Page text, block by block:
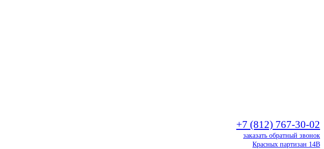
+7 (812) 767-30-02
заказать обратный звонок
Красных партизан 14В